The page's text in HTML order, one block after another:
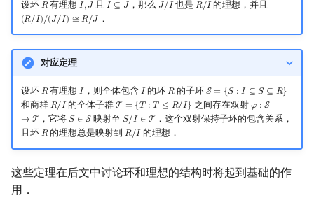
设环 𝑅
R有理想 𝐼,𝐽
I, J 且 𝐼 ⊆ 𝐽
I⊆J ，那么 𝐽/𝐼
J/I 也是 𝑅/𝐼
R/I 的理想，并且
(𝑅/𝐼)/(𝐽/𝐼) ≅ 𝑅/𝐽
(R/I)/(J/I)≅R/ J ．
对应定理
设环 𝑅
R有理想𝐼
I，则全体包含 𝐼
I的环 𝑅
R的子环 S = {𝑆 : 𝐼 ⊆ 𝑆 ⊆ 𝑅}
S={S :I⊆ S ⊆ R}
和商群 𝑅/𝐼
R/I 的全体子群 T = {𝑇 : 𝑇 ≤ 𝑅/𝐼}
T {T: T≤R / I} 之间存在双射 𝜑 : S
→ T
φ S →
，它将 𝑆 ∈ S
S∈S 映射至 𝑆/𝐼 ∈ T
S/I∈T
．这个双射保持子环的包含关系，
且环 𝑅
R的理想总是映射到𝑅/𝐼
R/I 的理想．
这些定理在后文中讨论环和理想的结构时将起到基础的作
用．